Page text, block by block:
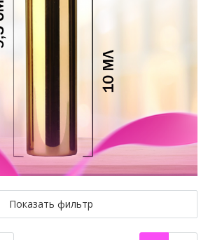
Показать фильтр